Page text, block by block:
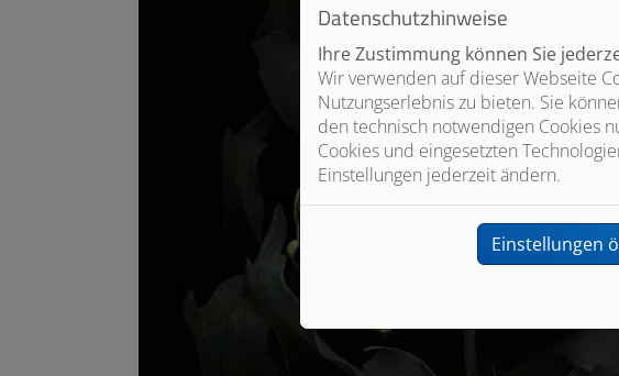
Datenschutzhinweise
Ihre Zustimmung können Sie
Wir verwenden auf dieser Webseite
Nutzungserlebnis zu bieten. Sie
den technisch notwendigen Cookies
Cookies und eingesetzten
Einstellungen jederzeit ändern.
Einstellungen